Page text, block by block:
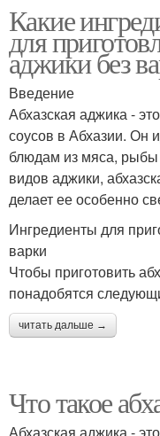
Какие
для
аджики без
Введение
Абхазская аджика -
соусов в Абхазии. Он
блюдам из мяса, рыбы
видов аджики,
делает ее особенно
Ингредиенты для
варки
Чтобы приготовить
понадобятся
читать дальше →
Что такое